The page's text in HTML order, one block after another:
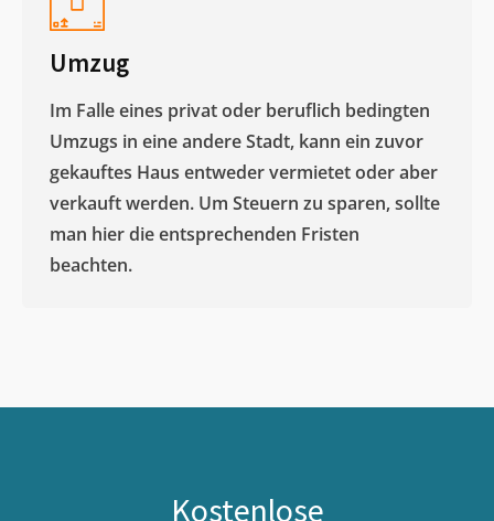
Umzug
Im Falle eines privat oder beruflich bedingten
Umzugs in eine andere Stadt, kann ein zuvor
gekauftes Haus entweder vermietet oder aber
verkauft werden. Um Steuern zu sparen, sollte
man hier die entsprechenden Fristen
beachten.
Kostenlose